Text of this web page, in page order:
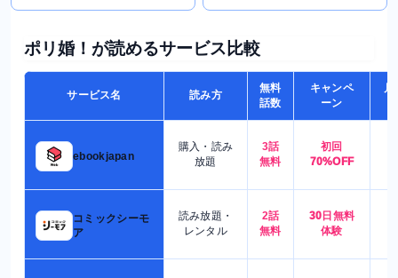
ポリ婚！が読めるサービス比較
サービス名 読み方
無料
話数
キャンペ
ーン
月
ebookjapan
購入・読み
放題
3話
無料
初回
70%OFF
コミックシーモ
ア
読み放題・
レンタル
2話
無料
30日無料
体験